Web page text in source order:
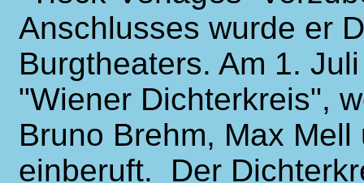
Anschlusses wurde er
Burgtheaters. Am 1.
"Wiener Dichterkreis",
Bruno Brehm, Max
einberuft. Der